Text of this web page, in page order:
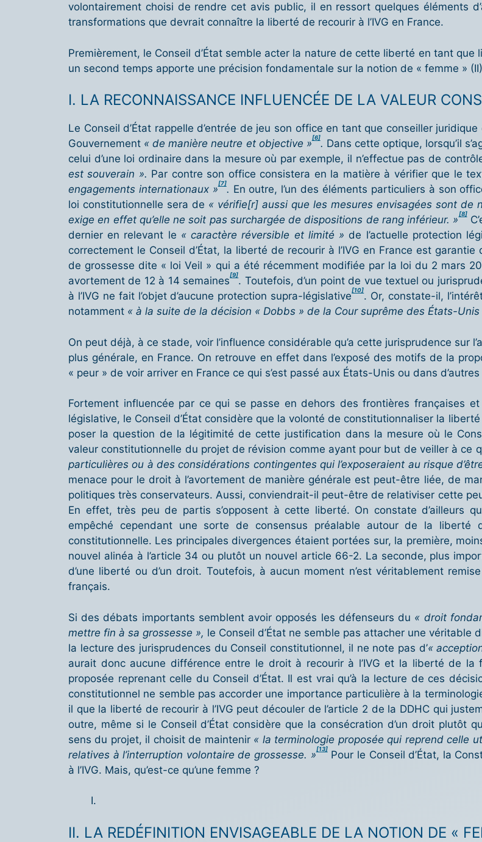
volontairement choisi de rendre cet avis public, il en ressort quelques éléments
transformations que devrait connaître la liberté de recourir à l’IVG en France.
Premièrement, le Conseil d’État semble acter la nature de cette liberté en tant
un second temps apporte une précision fondamentale sur la notion de « femme »
I. LA RECONNAISSANCE INFLUENCÉE DE LA VALEUR
Le Conseil d’État rappelle d’entrée de jeu son office en tant que conseiller
Gouvernement « de manière neutre et objective »[6]. Dans cette optique, lorsqu’il
celui d’une loi ordinaire dans la mesure où par exemple, il n’effectue pas de
est souverain ». Par contre son office consistera en la matière à vérifier que le
engagements internationaux »[7]. En outre, l’un des éléments particuliers à son
loi constitutionnelle sera de « vérifie[r] aussi que les mesures envisagées sont
exige en effet qu’elle ne soit pas surchargée de dispositions de rang inférieur. »[8]
dernier en relevant le « caractère réversible et limité » de l’actuelle protection
correctement le Conseil d’État, la liberté de recourir à l’IVG en France est
de grossesse dite « loi Veil » qui a été récemment modifiée par la loi du 2 mars
avortement de 12 à 14 semaines[9]. Toutefois, d’un point de vue textuel ou
à l’IVG ne fait l’objet d’aucune protection supra-législative[10]. Or, constate-il,
notamment « à la suite de la décision « Dobbs » de la Cour suprême des États-
On peut déjà, à ce stade, voir l’influence considérable qu’a cette jurisprudence sur
plus générale, en France. On retrouve en effet dans l’exposé des motifs de la
« peur » de voir arriver en France ce qui s’est passé aux États-Unis ou dans
Fortement influencée par ce qui se passe en dehors des frontières françaises
législative, le Conseil d’État considère que la volonté de constitutionnaliser la
poser la question de la légitimité de cette justification dans la mesure où le
valeur constitutionnelle du projet de révision comme ayant pour but de veiller à ce
particulières ou à des considérations contingentes qui l’exposeraient au risque
menace pour le droit à l’avortement de manière générale est peut-être liée, de
politiques très conservateurs. Aussi, conviendrait-il peut-être de relativiser cette
En effet, très peu de partis s’opposent à cette liberté. On constate d’ailleurs
empêché cependant une sorte de consensus préalable autour de la liberté
constitutionnelle. Les principales divergences étaient portées sur, la première,
nouvel alinéa à l’article 34 ou plutôt un nouvel article 66-2. La seconde, plus
d’une liberté ou d’un droit. Toutefois, à aucun moment n’est véritablement
français.
Si des débats importants semblent avoir opposés les défenseurs du « droit
mettre fin à sa grossesse », le Conseil d’État ne semble pas attacher une
la lecture des jurisprudences du Conseil constitutionnel, il ne note pas d’«
aurait donc aucune différence entre le droit à recourir à l’IVG et la liberté de
proposée reprenant celle du Conseil d’État. Il est vrai qu’à la lecture de ces
constitutionnel ne semble pas accorder une importance particulière à la
il que la liberté de recourir à l’IVG peut découler de l’article 2 de la DDHC qui
outre, même si le Conseil d’État considère que la consécration d’un droit plutôt
sens du projet, il choisit de maintenir « la terminologie proposée qui reprend celle
relatives à l’interruption volontaire de grossesse. »[13]Pour le Conseil d’État, la
à l’IVG. Mais, qu’est-ce qu’une femme ?
II. LA REDÉFINITION ENVISAGEABLE DE LA NOTION DE «